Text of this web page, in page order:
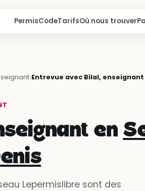
PermisCodeTarifsOù nous trouver
›Entrevue avec Bilal,
en
Lepermislibre sont des